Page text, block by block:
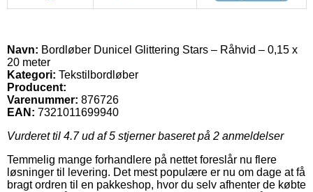
Navn: Bordløber Dunicel Glittering Stars – Råhvid – 0,15 x
20 meter
Kategori: Tekstilbordløber
Producent:
Varenummer: 876726
EAN: 7321011699940
Vurderet til 4.7ud af 5 stjerner baseret på 2 anmeldelser
Temmelig mange forhandlere på nettet foreslår nu flere
løsninger til levering. Det mest populære er nu om dage at få
bragt ordren til en pakkeshop, hvor du selv afhenter de købte